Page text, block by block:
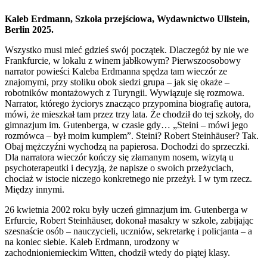
Kaleb Erdmann, Szkoła przejściowa, Wydawnictwo Ullstein,
Berlin 2025.
Wszystko musi mieć gdzieś swój początek. Dlaczegóż by nie we
Frankfurcie, w lokalu z winem jabłkowym? Pierwszoosobowy
narrator powieści Kaleba Erdmanna spędza tam wieczór ze
znajomymi, przy stoliku obok siedzi grupa – jak się okaże –
robotników montażowych z Turyngii. Wywiązuje się rozmowa.
Narrator, którego życiorys znacząco przypomina biografię autora,
mówi, że mieszkał tam przez trzy lata. Że chodził do tej szkoły, do
gimnazjum im. Gutenberga, w czasie gdy… „Steini – mówi jego
rozmówca – był moim kumplem”. Steini? Robert Steinhäuser? Tak.
Obaj mężczyźni wychodzą na papierosa. Dochodzi do sprzeczki.
Dla narratora wieczór kończy się złamanym nosem, wizytą u
psychoterapeutki i decyzją, że napisze o swoich przeżyciach,
chociaż w istocie niczego konkretnego nie przeżył. I w tym rzecz.
Między innymi.
26 kwietnia 2002 roku były uczeń gimnazjum im. Gutenberga w
Erfurcie, Robert Steinhäuser, dokonał masakry w szkole, zabijając
szesnaście osób – nauczycieli, uczniów, sekretarkę i policjanta – a
na koniec siebie. Kaleb Erdmann, urodzony w
zachodnioniemieckim Witten, chodził wtedy do piątej klasy.